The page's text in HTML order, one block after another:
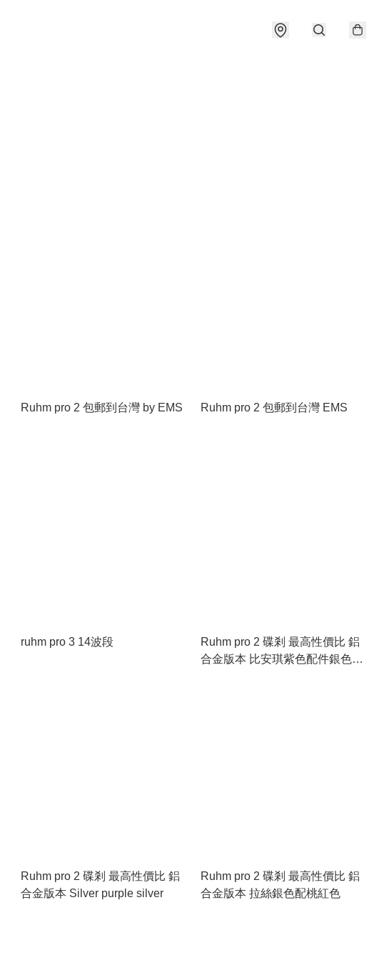
Ruhm pro 2 包郵到台灣 by EMS Ruhm pro 2 包郵到台灣 EMS
ruhm pro 3 14波段
Ruhm pro 2 碟剎 最高性價比 鋁
合金版本 比安琪紫色配件銀色輪
Ruhm pro 2 碟剎 最高性價比 鋁
合金版本 Silver purple silver
Ruhm pro 2 碟剎 最高性價比 鋁
合金版本 拉絲銀色配桃紅色